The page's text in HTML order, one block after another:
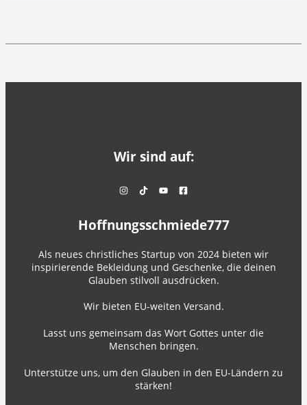
Wir sind auf:
Hoffnungsschmiede777
Als neues christliches Startup von 2024 bieten wir
inspirierende Bekleidung und Geschenke, die deinen
Glauben stilvoll ausdrücken.
Wir bieten EU-weiten Versand.
Lasst uns gemeinsam das Wort Gottes unter die
Menschen bringen.
Unterstütze uns, um den Glauben in den EU-Ländern zu
stärken!